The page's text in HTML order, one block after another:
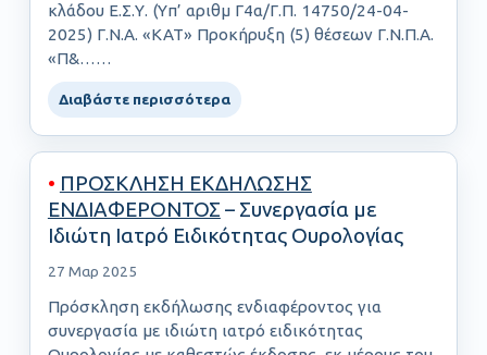
κλάδου Ε.Σ.Υ. (Yπ’ αριθμ Γ4α/Γ.Π. 14750/24-04-
2025) Γ.Ν.Α. «ΚΑΤ» Προκήρυξη (5) θέσεων Γ.Ν.Π.Α.
«Π&……
Διαβάστε περισσότερα
• ΠΡΟΣΚΛΗΣΗ ΕΚΔΗΛΩΣΗΣ
ΕΝΔΙΑΦΕΡΟΝΤΟΣ – Συνεργασία με
Ιδιώτη Ιατρό Ειδικότητας Ουρολογίας
27 Μαρ 2025
Πρόσκληση εκδήλωσης ενδιαφέροντος για
συνεργασία με ιδιώτη ιατρό ειδικότητας